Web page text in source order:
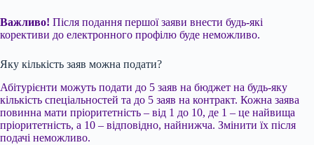
Важливо! Після подання першої заяви внести будь-які
корективи до електронного профілю буде неможливо.
Яку кількість заяв можна подати?
Абітурієнти можуть подати до 5 заяв на бюджет на будь-яку
кількість спеціальностей та до 5 заяв на контракт. Кожна заява
повинна мати пріоритетність – від 1 до 10, де 1 – це найвища
пріоритетність, а 10 – відповідно, найнижча. Змінити їх після
подачі неможливо.